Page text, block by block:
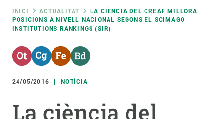
Fil
d'ariadna
INICI ACTUALITAT
LA CIÈNCIA DEL CREAF MILLORA
POSICIONS A NIVELL NACIONAL SEGONS EL SCIMAGO
INSTITUTIONS RANKINGS (SIR)
24/05/2016 NOTÍCIA
La ciència del
RRSS
Featured
responsive
Responsive
RECERCA